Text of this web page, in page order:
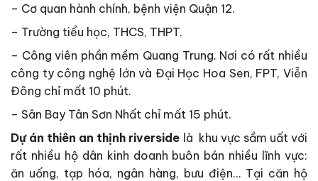
– Cơ quan hành chính, bệnh viện Quận 12.
– Trường tiểu học, THCS, THPT.
– Công viên phần mềm Quang Trung. Nơi có rất nhiều
công ty công nghệ lớn và Đại Học Hoa Sen, FPT, Viễn
Đông chỉ mất 10 phút.
– Sân Bay Tân Sơn Nhất chỉ mất 15 phút.
Dự án thiên an thịnh riverside là khu vực sầm uất với
rất nhiều hộ dân kinh doanh buôn bán nhiều lĩnh vực:
ăn uống, tạp hóa, ngân hàng, bưu điện… Tại căn hộ